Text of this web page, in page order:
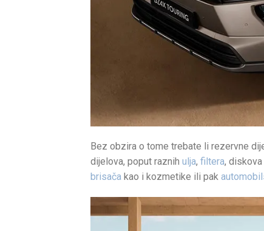
Bez obzira o tome trebate li rezervne
dijelova, poput raznihulja,filtera, diskova
brisača kao i kozmetike ili pak